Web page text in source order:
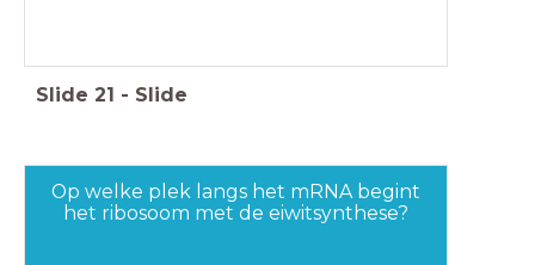
Slide 21 - Slide
Op welke plek langs het mRNA begint
het ribosoom met de eiwitsynthese?